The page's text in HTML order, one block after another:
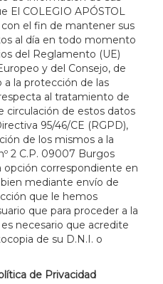
El COLEGIO APÓSTOL
el fin de mantener sus
al día en todo momento
del Reglamento (UE)
y del Consejo, de
a la protección de las
al tratamiento de
circulación de estos datos
95/46/CE (RGPD),
de los mismos a la
2 C.P. 09007 Burgos
opción correspondiente en
mediante envío de
que le hemos
que para proceder a la
necesario que acredite
de su D.N.I. o
de Privacidad